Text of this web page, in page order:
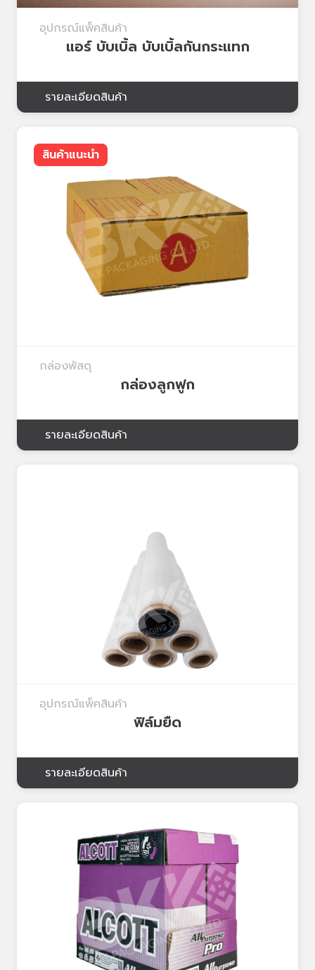
อุปกรณ์แพ็คสินค้า
แอร์ บับเบิ้ล บับเบิ้ลกันกระแทก
รายละเอียดสินค้า
สินค้าแนะนำ
กล่องพัสดุ
กล่องลูกฟูก
รายละเอียดสินค้า
อุปกรณ์แพ็คสินค้า
ฟิล์มยืด
รายละเอียดสินค้า